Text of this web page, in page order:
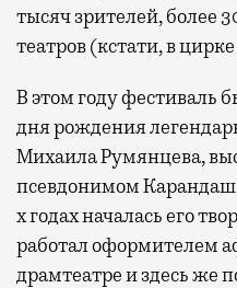
тысяч зрителей, более
театров (кстати, в
В этом году фестиваль
дня рождения
Михаила Румянцева,
псевдонимом
х годах началась его
работал оформителем
драмтеатре и здесь же